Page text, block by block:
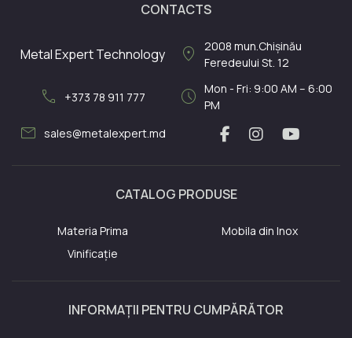
CONTACTS
Metal Expert Technology location_on 2008 mun.Chișinău
Feredeului St. 12
call +373 78 911 777 schedule Mon - Fri: 9:00 AM – 6:00
PM
mail sales@metalexpert.md
CATALOG PRODUSE
Materia Prima
Mobila din Inox
Vinificație
INFORMAȚII PENTRU CUMPĂRĂTOR